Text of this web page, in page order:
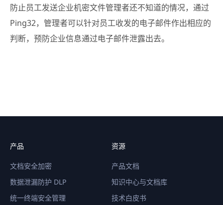
防止员工发送企业机密文件管理者还不知道的情况，通过
Ping32，管理者可以针对员工收发的电子邮件作出相应的
判断，预防企业信息通过电子邮件泄露出去。
产品
文档安全加密
数据泄漏防护 DLP
统一终端安全管理
资源
产品文档
知识中心与文档库
技术白皮书